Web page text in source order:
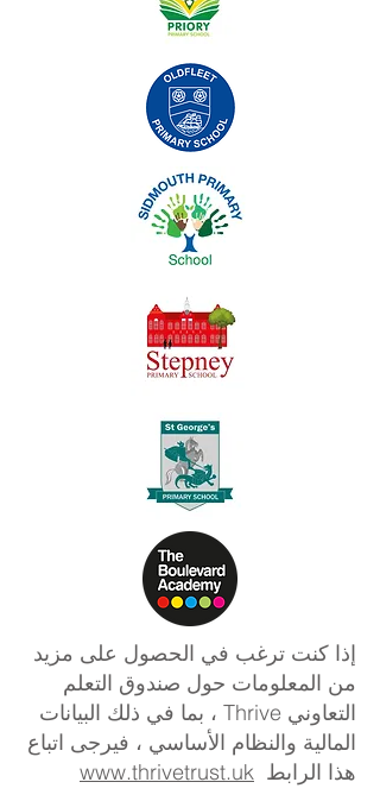
إذا كنت ترغب في الحصول على مزيد
من المعلومات حول صندوق التعلم
التعاوني Thrive ، بما في ذلك البيانات
المالية والنظام الأساسي ، فيرجى اتباع
هذا الرابط www.thrivetrust.uk